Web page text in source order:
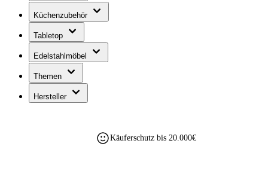
Küchenzubehör
Tabletop
Edelstahlmöbel
Themen
Hersteller
Käuferschutz bis 20.000€